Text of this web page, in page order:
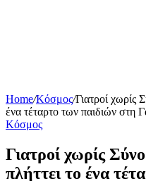
Home/Κόσμος/Γιατροί χωρίς
ένα τέταρτο των παιδιών στη
Κόσμος
Γιατροί χωρίς
πλήττει το ένα